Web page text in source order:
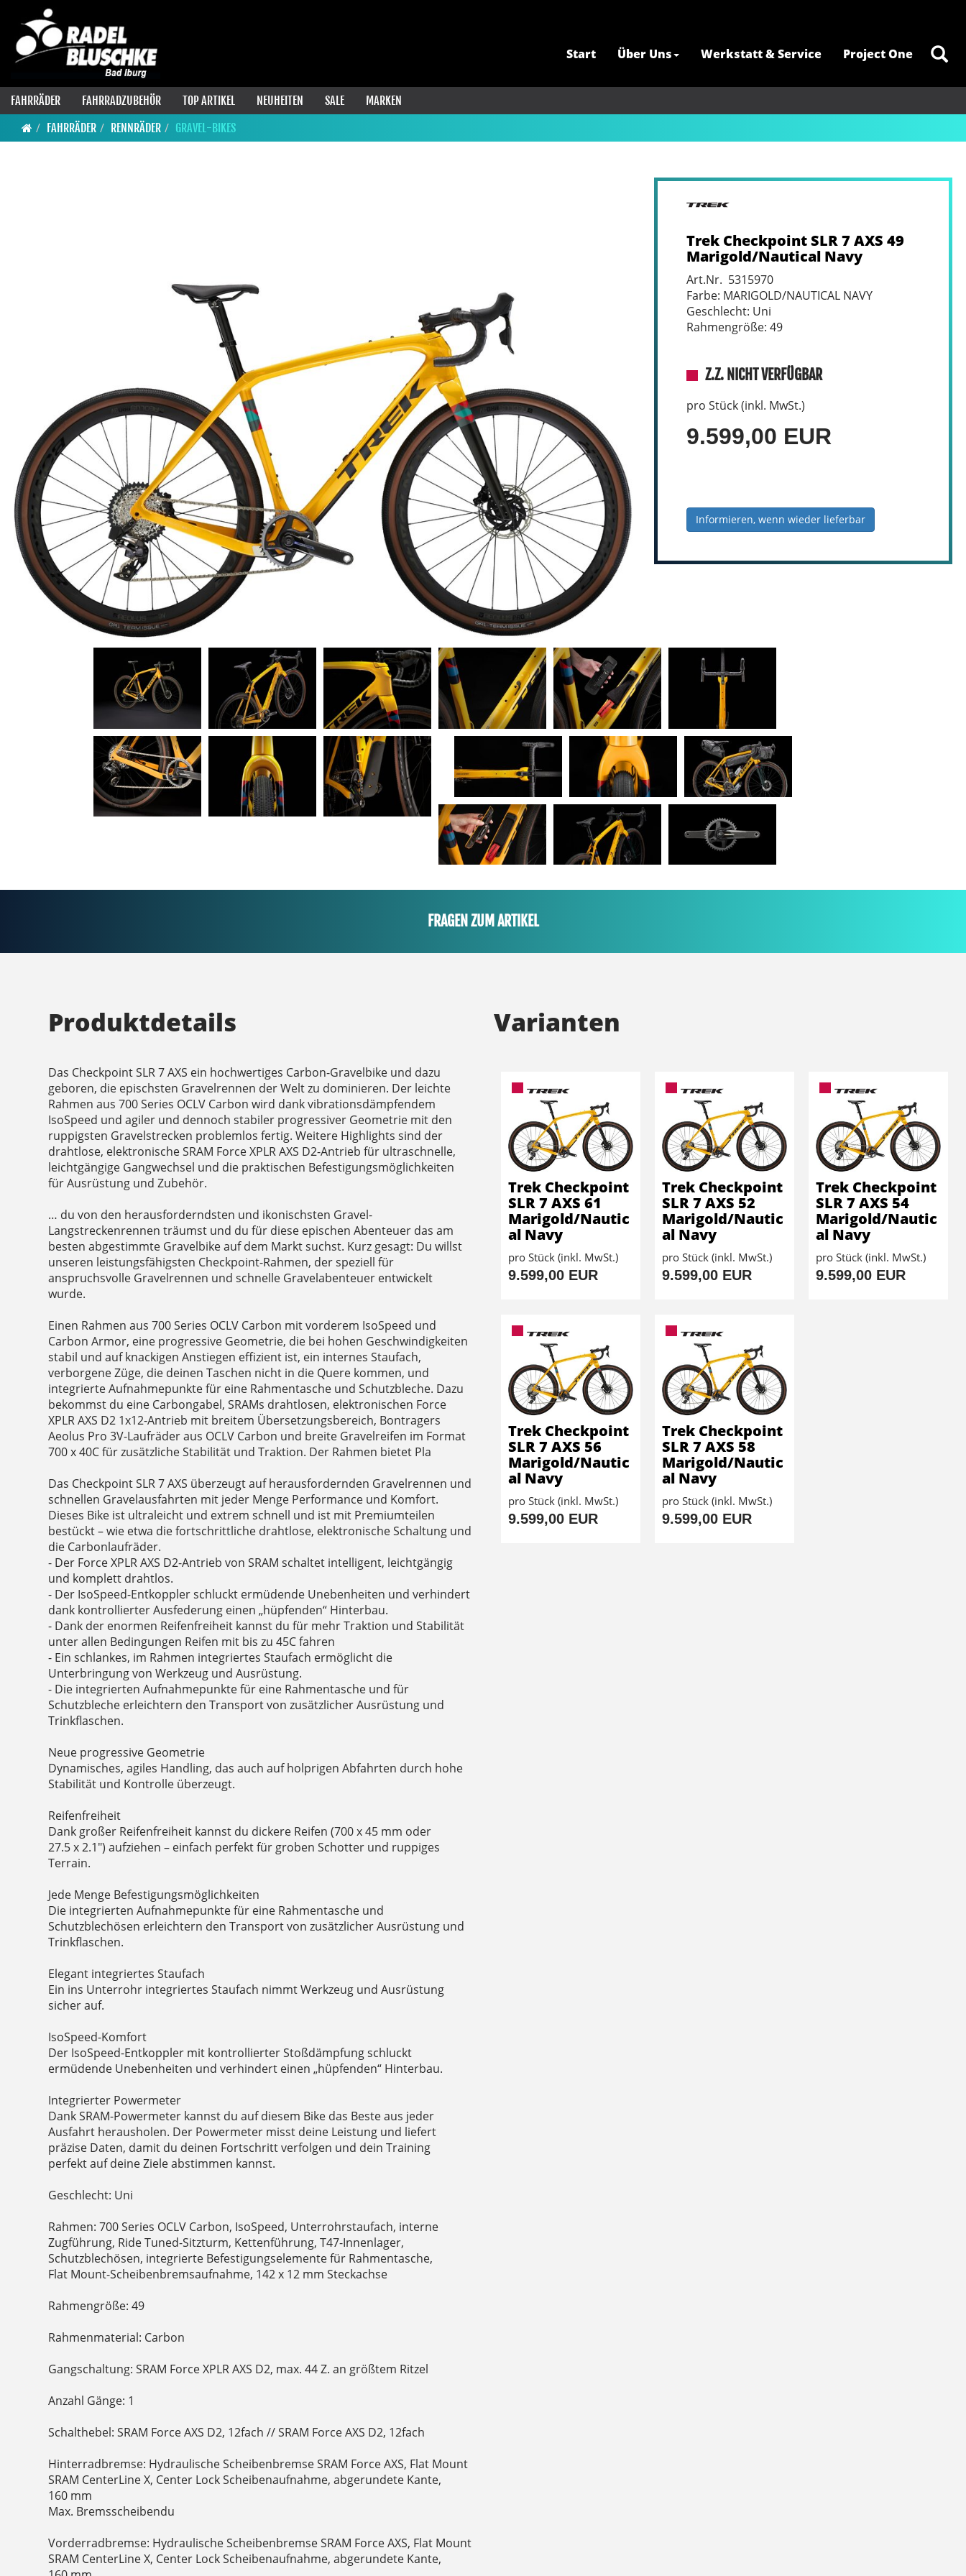
Start Über Uns Werkstatt & Service Project One
FAHRRÄDER FAHRRADZUBEHÖR TOP ARTIKEL NEUHEITEN SALE
MARKEN
FAHRRÄDER
RENNRÄDER GRAVEL-BIKES
Trek Checkpoint SLR 7 AXS 49
Marigold/Nautical Navy
Art.Nr. 5315970
Farbe: MARIGOLD/NAUTICAL NAVY
Geschlecht: Uni
Rahmengröße: 49
Z.Z. NICHT VERFÜGBAR
pro Stück (inkl. MwSt.)
9.599,00 EUR
Informieren, wenn wieder lieferbar
FRAGEN ZUM ARTIKEL
Produktdetails
Das Checkpoint SLR 7 AXS ein hochwertiges Carbon-Gravelbike und dazu
geboren, die epischsten Gravelrennen der Welt zu dominieren. Der leichte
Rahmen aus 700 Series OCLV Carbon wird dank vibrationsdämpfendem
IsoSpeed und agiler und dennoch stabiler progressiver Geometrie mit den
ruppigsten Gravelstrecken problemlos fertig. Weitere Highlights sind der
drahtlose, elektronische SRAM Force XPLR AXS D2-Antrieb für ultraschnelle,
leichtgängige Gangwechsel und die praktischen Befestigungsmöglichkeiten
für Ausrüstung und Zubehör.
… du von den herausforderndsten und ikonischsten Gravel-
Langstreckenrennen träumst und du für diese epischen Abenteuer das am
besten abgestimmte Gravelbike auf dem Markt suchst. Kurz gesagt: Du willst
unseren leistungsfähigsten Checkpoint-Rahmen, der speziell für
anspruchsvolle Gravelrennen und schnelle Gravelabenteuer entwickelt
wurde.
Einen Rahmen aus 700 Series OCLV Carbon mit vorderem IsoSpeed und
Carbon Armor, eine progressive Geometrie, die bei hohen Geschwindigkeiten
stabil und auf knackigen Anstiegen effizient ist, ein internes Staufach,
verborgene Züge, die deinen Taschen nicht in die Quere kommen, und
integrierte Aufnahmepunkte für eine Rahmentasche und Schutzbleche. Dazu
bekommst du eine Carbongabel, SRAMs drahtlosen, elektronischen Force
XPLR AXS D2 1x12-Antrieb mit breitem Übersetzungsbereich, Bontragers
Aeolus Pro 3V-Laufräder aus OCLV Carbon und breite Gravelreifen im Format
700 x 40C für zusätzliche Stabilität und Traktion. Der Rahmen bietet Pla
Das Checkpoint SLR 7 AXS überzeugt auf herausfordernden Gravelrennen und
schnellen Gravelausfahrten mit jeder Menge Performance und Komfort.
Dieses Bike ist ultraleicht und extrem schnell und ist mit Premiumteilen
bestückt – wie etwa die fortschrittliche drahtlose, elektronische Schaltung und
die Carbonlaufräder.
- Der Force XPLR AXS D2-Antrieb von SRAM schaltet intelligent, leichtgängig
und komplett drahtlos.
- Der IsoSpeed-Entkoppler schluckt ermüdende Unebenheiten und verhindert
dank kontrollierter Ausfederung einen „hüpfenden“ Hinterbau.
- Dank der enormen Reifenfreiheit kannst du für mehr Traktion und Stabilität
unter allen Bedingungen Reifen mit bis zu 45C fahren
- Ein schlankes, im Rahmen integriertes Staufach ermöglicht die
Unterbringung von Werkzeug und Ausrüstung.
- Die integrierten Aufnahmepunkte für eine Rahmentasche und für
Schutzbleche erleichtern den Transport von zusätzlicher Ausrüstung und
Trinkflaschen.
Neue progressive Geometrie
Dynamisches, agiles Handling, das auch auf holprigen Abfahrten durch hohe
Stabilität und Kontrolle überzeugt.
Reifenfreiheit
Dank großer Reifenfreiheit kannst du dickere Reifen (700 x 45 mm oder
27.5 x 2.1") aufziehen – einfach perfekt für groben Schotter und ruppiges
Terrain.
Jede Menge Befestigungsmöglichkeiten
Die integrierten Aufnahmepunkte für eine Rahmentasche und
Schutzblechösen erleichtern den Transport von zusätzlicher Ausrüstung und
Trinkflaschen.
Elegant integriertes Staufach
Ein ins Unterrohr integriertes Staufach nimmt Werkzeug und Ausrüstung
sicher auf.
IsoSpeed-Komfort
Der IsoSpeed-Entkoppler mit kontrollierter Stoßdämpfung schluckt
ermüdende Unebenheiten und verhindert einen „hüpfenden“ Hinterbau.
Integrierter Powermeter
Dank SRAM-Powermeter kannst du auf diesem Bike das Beste aus jeder
Ausfahrt herausholen. Der Powermeter misst deine Leistung und liefert
präzise Daten, damit du deinen Fortschritt verfolgen und dein Training
perfekt auf deine Ziele abstimmen kannst.
Geschlecht: Uni
Rahmen: 700 Series OCLV Carbon, IsoSpeed, Unterrohrstaufach, interne
Zugführung, Ride Tuned-Sitzturm, Kettenführung, T47-Innenlager,
Schutzblechösen, integrierte Befestigungselemente für Rahmentasche,
Flat Mount-Scheibenbremsaufnahme, 142 x 12 mm Steckachse
Rahmengröße: 49
Rahmenmaterial: Carbon
Gangschaltung: SRAM Force XPLR AXS D2, max. 44 Z. an größtem Ritzel
Anzahl Gänge: 1
Schalthebel: SRAM Force AXS D2, 12fach // SRAM Force AXS D2, 12fach
Hinterradbremse: Hydraulische Scheibenbremse SRAM Force AXS, Flat Mount
SRAM CenterLine X, Center Lock Scheibenaufnahme, abgerundete Kante,
160 mm
Max. Bremsscheibendu
Vorderradbremse: Hydraulische Scheibenbremse SRAM Force AXS, Flat Mount
SRAM CenterLine X, Center Lock Scheibenaufnahme, abgerundete Kante,
Varianten
Trek Checkpoint
SLR 7 AXS 61
Marigold/Nautic
al Navy
pro Stück (inkl. MwSt.)
9.599,00 EUR
Trek Checkpoint
SLR 7 AXS 52
Marigold/Nautic
al Navy
pro Stück (inkl. MwSt.)
9.599,00 EUR
Trek Checkpoint
SLR 7 AXS 54
Marigold/Nautic
al Navy
pro Stück (inkl. MwSt.)
9.599,00 EUR
Trek Checkpoint
SLR 7 AXS 56
Marigold/Nautic
al Navy
pro Stück (inkl. MwSt.)
9.599,00 EUR
Trek Checkpoint
SLR 7 AXS 58
Marigold/Nautic
al Navy
pro Stück (inkl. MwSt.)
9.599,00 EUR